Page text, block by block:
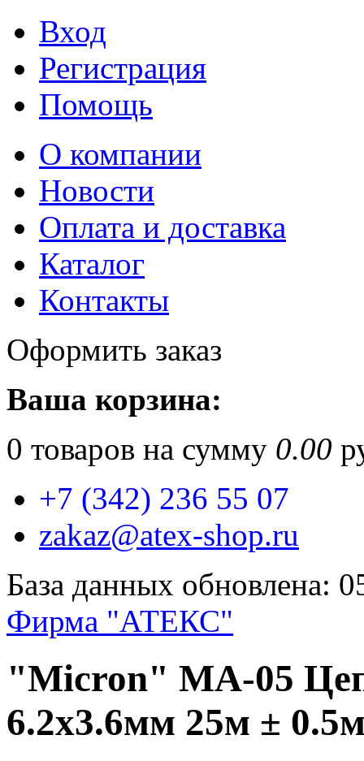
Вход
Регистрация
Помощь
О компании
Новости
Оплата и доставка
Каталог
Контакты
Оформить заказ
Ваша корзина:
0 товаров на сумму 0.00
+7 (342) 236 55 07
zakaz@atex-shop.ru
База данных обновлена:
Фирма "АТЕКС"
"Micron" MA-05
6.2x3.6мм 25м ±